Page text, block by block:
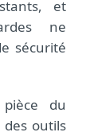
et
ne
sécurité
du
des outils